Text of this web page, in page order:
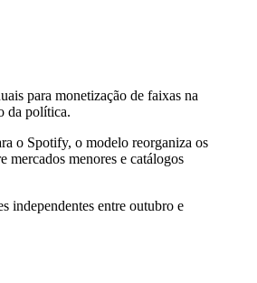
para monetização de faixas na
da política.
o Spotify, o modelo reorganiza os
mercados menores e catálogos
independentes entre outubro e